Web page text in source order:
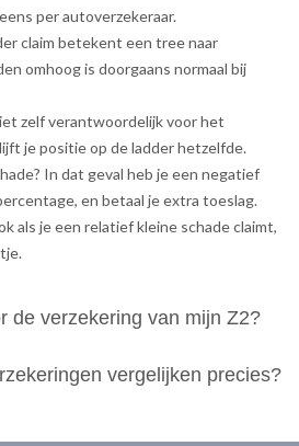
per autoverzekeraar.
claim betekent een tree naar
omhoog is doorgaans normaal bij
zelf verantwoordelijk voor het
je positie op de ladder hetzelfde.
In dat geval heb je een negatief
en betaal je extra toeslag.
als je een relatief kleine schade claimt,
de verzekering van mijn Z2?
vergelijken precies?